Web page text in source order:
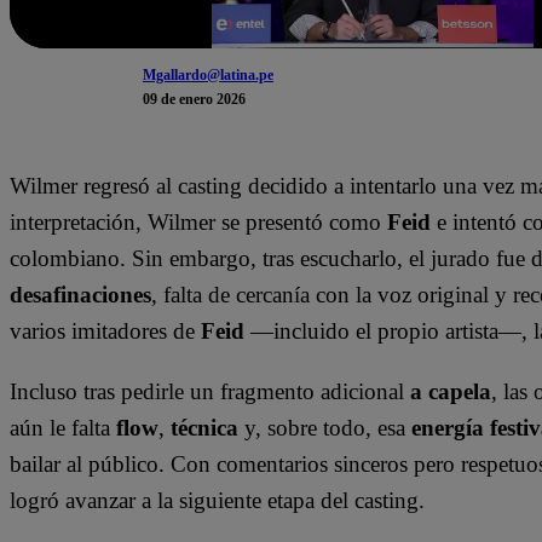
Mgallardo@latina.pe
09 de enero 2026
Wilmer regresó al casting decidido a intentarlo una vez
interpretación, Wilmer se presentó como Feid e intentó
colombiano. Sin embargo, tras escucharlo, el jurado fue
desafinaciones, falta de cercanía con la voz original y
varios imitadores de Feid —incluido el propio artista—, la
Incluso tras pedirle un fragmento adicional a capela, las
aún le falta flow, técnica y, sobre todo, esa energía
bailar al público. Con comentarios sinceros pero
logró avanzar a la siguiente etapa del casting.